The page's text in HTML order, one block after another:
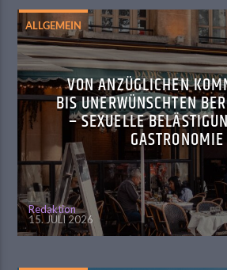
ALLGEMEIN
VON ANZÜGLICHEN
BIS UNERWÜNSCHTEN
– SEXUELLE
GASTRONOMIE
Redaktion
15. JULI 2026